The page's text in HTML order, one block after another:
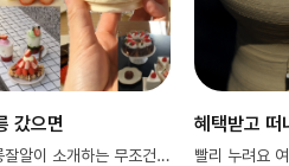
갔으면
강릉잘알이 소개하는 무조건 힐링 코스
혜택받고 떠
빨리 누려요